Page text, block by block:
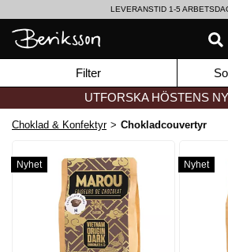
LEVERANSTID 1-5
Filter
UTFORSKA HÖSTENS
Choklad & Konfektyr > Chokladcouvertyr
Nyhet Nyhet